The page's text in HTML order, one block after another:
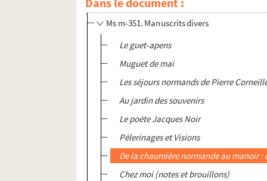
Ms m-350.Les Lambeaux de l'Histoire. Au
Ms m-351. Manuscrits divers
Le guet-apens
Muguet de mai
Les séjours normands de Pierre
Au jardin des souvenirs
Le poète Jacques Noir
Pélerinages et Visions
De la chaumière normande au manoir :
Chez moi (notes et brouillons)